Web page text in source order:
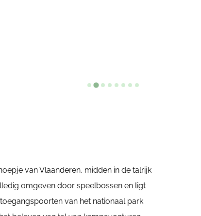
van Vlaanderen, midden in de talrijk
omgeven door speelbossen en ligt
van het nationaal park